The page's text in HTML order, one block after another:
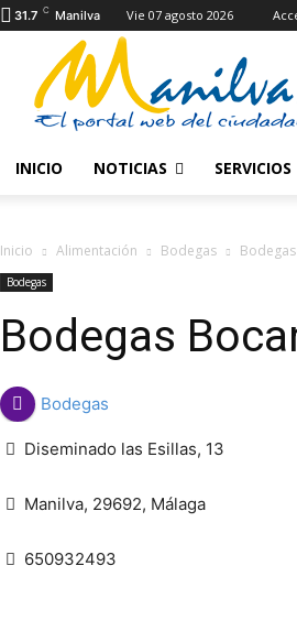
31.7 C Manilva Vie 07 agosto 2026
INICIO NOTICIAS SERVICIOS
Inicio Alimentación Bodegas
Bodegas
Bodegas
Bodegas
Diseminado las Esillas, 13
Manilva, 29692, Málaga
650932493